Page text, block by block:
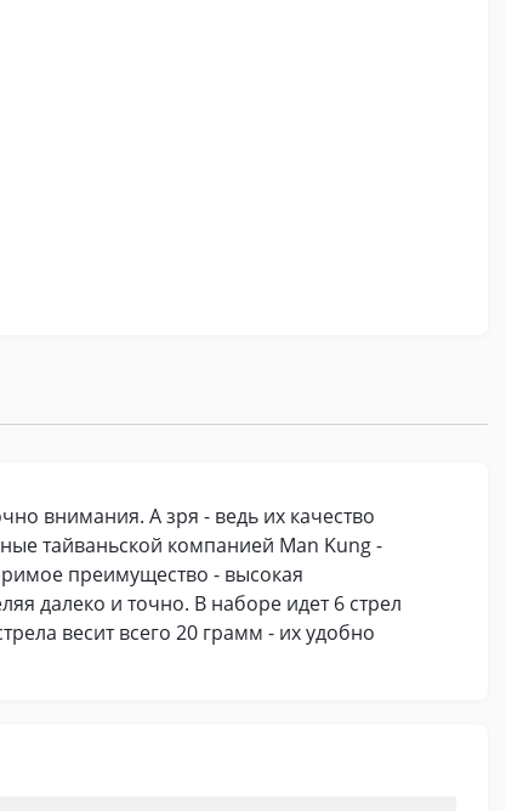
внимания. А зря - ведь их качество
тайваньской компанией Man Kung -
преимущество - высокая
далеко и точно. В наборе идет 6 стрел
весит всего 20 грамм - их удобно